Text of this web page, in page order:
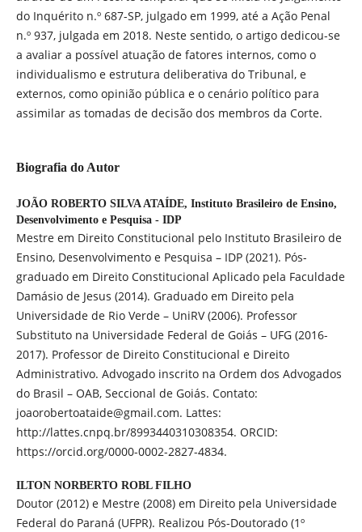
do Inquérito n.º 687-SP, julgado em 1999, até a Ação Penal
n.º 937, julgada em 2018. Neste sentido, o artigo dedicou-se
a avaliar a possível atuação de fatores internos, como o
individualismo e estrutura deliberativa do Tribunal, e
externos, como opinião pública e o cenário político para
assimilar as tomadas de decisão dos membros da Corte.
Biografia do Autor
JOÃO ROBERTO SILVA ATAÍDE, Instituto Brasileiro de Ensino,
Desenvolvimento e Pesquisa - IDP
Mestre em Direito Constitucional pelo Instituto Brasileiro de
Ensino, Desenvolvimento e Pesquisa – IDP (2021). Pós-
graduado em Direito Constitucional Aplicado pela Faculdade
Damásio de Jesus (2014). Graduado em Direito pela
Universidade de Rio Verde – UniRV (2006). Professor
Substituto na Universidade Federal de Goiás – UFG (2016-
2017). Professor de Direito Constitucional e Direito
Administrativo. Advogado inscrito na Ordem dos Advogados
do Brasil – OAB, Seccional de Goiás. Contato:
joaorobertoataide@gmail.com. Lattes:
http://lattes.cnpq.br/8993440310308354. ORCID:
https://orcid.org/0000-0002-2827-4834.
ILTON NORBERTO ROBL FILHO
Doutor (2012) e Mestre (2008) em Direito pela Universidade
Federal do Paraná (UFPR). Realizou Pós-Doutorado (1º